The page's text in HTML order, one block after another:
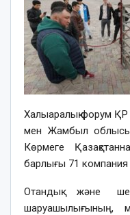
Халыаралық форум
мен Жамбыл облысы
Көрмеге
барлығы 71 компания
Отандық және
шаруашылығының,